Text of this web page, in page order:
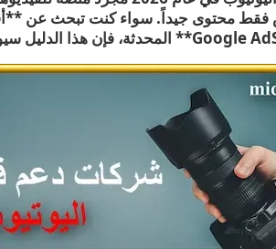
فقط محتوى جيداً. سواء كنت تبحث عن